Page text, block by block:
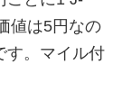
値は5円なの
す。マイル付